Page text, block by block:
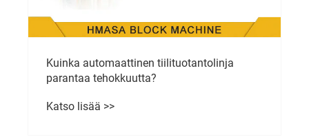
Kuinka automaattinen tiilituotantolinja
parantaa tehokkuutta?
Katso lisää >>